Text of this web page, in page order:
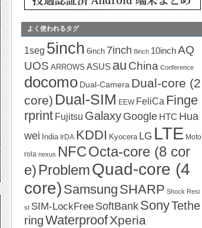
よく使われるタグ
1seg 5inch 6inch 7inch 8inch 10inchAQ
UOS ARROWS ASUS au China Conference
docomo Dual-Camera Dual-core (2
core) Dual-SIM EEW FeliCa Finge
rprint Fujitsu Galaxy Google HTC Hua
wei India IrDA KDDI Kyocera LG LTE Moto
rola nexus NFCOcta-core (8 cor
e) ProblemQuad-core (4
core) Samsung SHARP Shock Resi
st SIM-LockFree SoftBank SonyTethe
ringWaterproofXperia